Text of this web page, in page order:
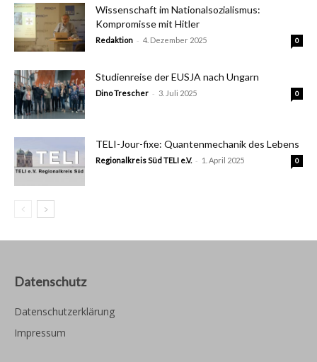
Wissenschaft im Nationalsozialismus:
Kompromisse mit Hitler
Redaktion - 4. Dezember 2025 0
Studienreise der EUSJA nach Ungarn
Dino Trescher - 3. Juli 2025 0
TELI-Jour-fixe: Quantenmechanik des Lebens
Regionalkreis Süd TELI e.V. - 1. April 2025 0
Datenschutz
Datenschutzerklärung
Impressum